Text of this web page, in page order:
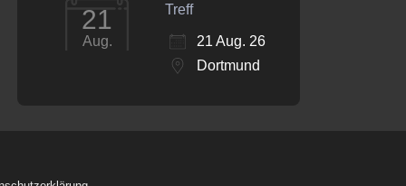
21
Aug.
Treff
21 Aug. 26
Dortmund